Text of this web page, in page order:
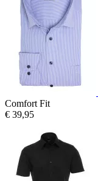
Comfort Fit
€ 39,95